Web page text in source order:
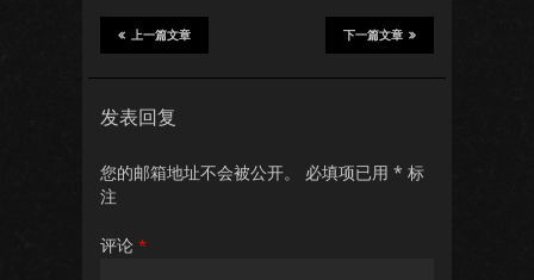
下一篇文章
上一篇文章
发表回复
您的邮箱地址不会被公开。 必填项已用 * 标
注
评论 *